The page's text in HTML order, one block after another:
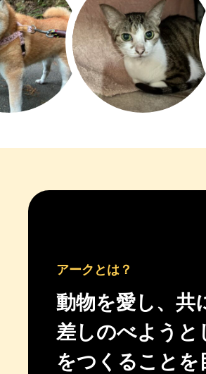
アークとは？
動物を愛し、共
差しのべようと
をつくることを